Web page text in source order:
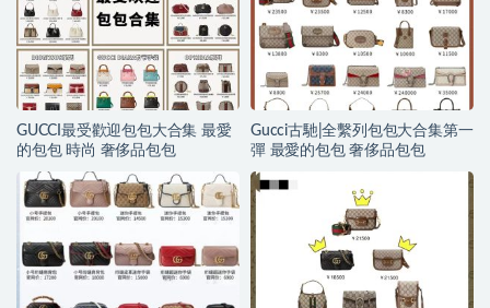
GUCCI最受歡迎包包大合集 最愛
的包包 時尚 奢侈品包包
Gucci古馳|全繫列包包大合集第一
彈 最愛的包包 奢侈品包包